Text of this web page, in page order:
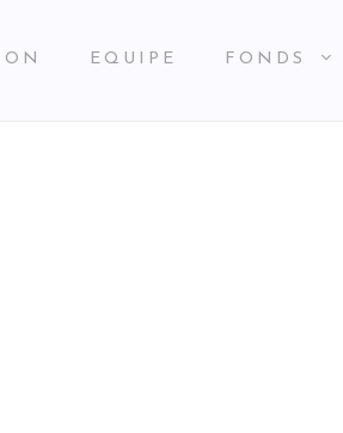
EQUIPE FONDS